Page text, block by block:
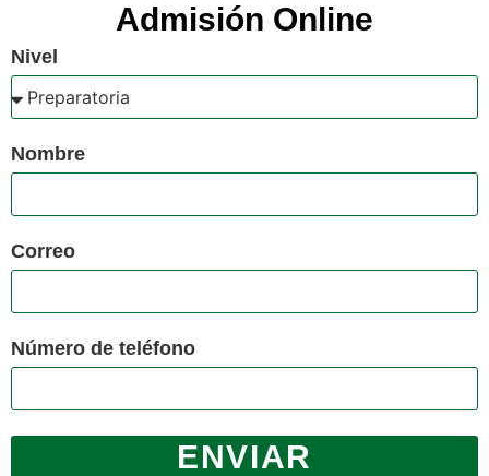
Admisión Online
Nivel
Nombre
Correo
Número de teléfono
ENVIAR